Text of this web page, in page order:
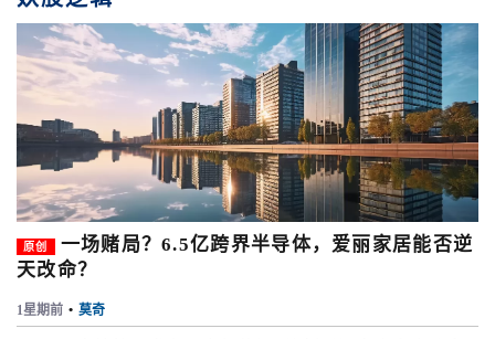
原创
一场赌局？6.5亿跨界半导体，爱丽家居能否逆
天改命？
1星期前 • 莫奇